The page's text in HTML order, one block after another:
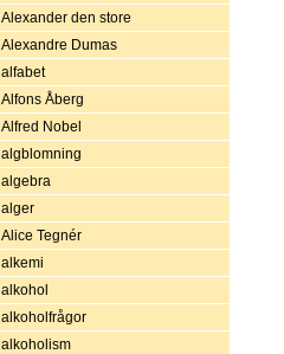
Alexander den store
Alexandre Dumas
alfabet
Alfons Åberg
Alfred Nobel
algblomning
algebra
alger
Alice Tegnér
alkemi
alkohol
alkoholfrågor
alkoholism